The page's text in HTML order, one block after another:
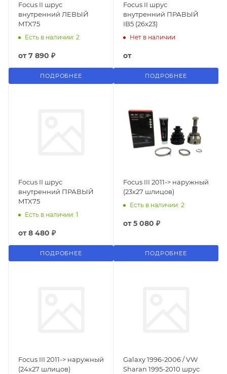
Focus II шрус
внутренний ЛЕВЫЙ
MTX75
Есть в наличии: 2
от7 890 ₽
ПОДРОБНЕЕ
Focus II шрус
внутренний ПРАВЫЙ
IB5 (26x23)
Нет в наличии
от
ПОДРОБНЕЕ
Focus II шрус
внутренний ПРАВЫЙ
MTX75
Есть в наличии: 1
от8 480 ₽
ПОДРОБНЕЕ
Focus III 2011-> наружный
(23x27 шлицов)
Есть в наличии: 2
от5 080 ₽
ПОДРОБНЕЕ
Focus III 2011-> наружный
(24x27 шлицов)
Galaxy 1996-2006 / VW
Sharan 1995-2010 шрус